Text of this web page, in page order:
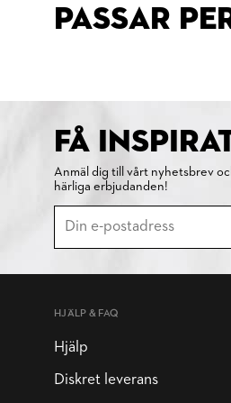
PASSAR
FÅ
Anmäl dig till vårt nyhetsbrev
härliga erbjudanden!
HJÄLP & FAQ
Hjälp
Diskret leverans